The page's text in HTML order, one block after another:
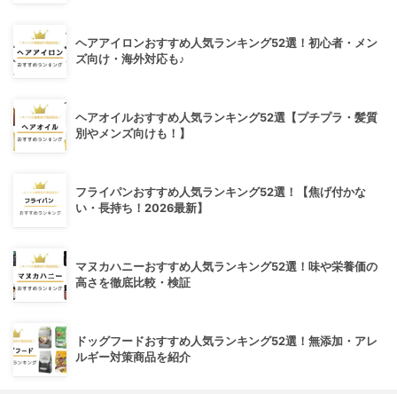
ヘアアイロンおすすめ人気ランキング52選！初心者・メン
ズ向け・海外対応も♪
ヘアオイルおすすめ人気ランキング52選【プチプラ・髪質
別やメンズ向けも！】
フライパンおすすめ人気ランキング52選！【焦げ付かな
い・長持ち！2026最新】
マヌカハニーおすすめ人気ランキング52選！味や栄養価の
高さを徹底比較・検証
ドッグフードおすすめ人気ランキング52選！無添加・アレ
ルギー対策商品を紹介